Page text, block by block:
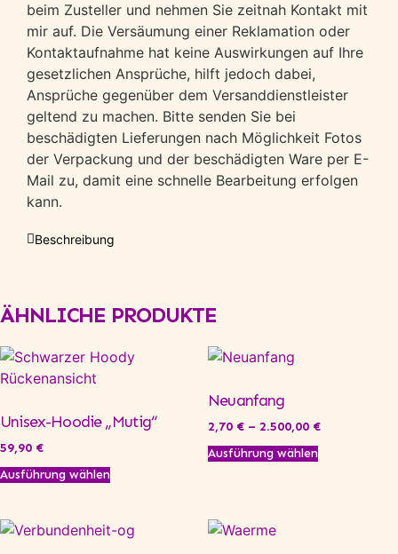
beim Zusteller und nehmen Sie zeitnah Kontakt mit
mir auf. Die Versäumung einer Reklamation oder
Kontaktaufnahme hat keine Auswirkungen auf Ihre
gesetzlichen Ansprüche, hilft jedoch dabei,
Ansprüche gegenüber dem Versanddienstleister
geltend zu machen. Bitte senden Sie bei
beschädigten Lieferungen nach Möglichkeit Fotos
der Verpackung und der beschädigten Ware per E-
Mail zu, damit eine schnelle Bearbeitung erfolgen
kann.
Beschreibung
ÄHNLICHE PRODUKTE
Unisex-Hoodie „Mutig“
59,90 €
Ausführung wählen
Neuanfang
2,70 € – 2.500,00 €
Ausführung wählen